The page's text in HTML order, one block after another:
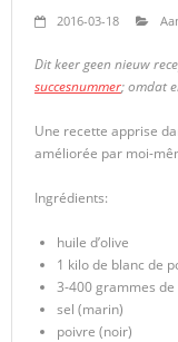
2016-03-18
Dit keer geen nieuw
succesnummer; omdat
Une recette apprise
améliorée par moi-
Ingrédients:
huile d’olive
1 kilo de blanc de
3-400 grammes
sel (marin)
poivre (noir)